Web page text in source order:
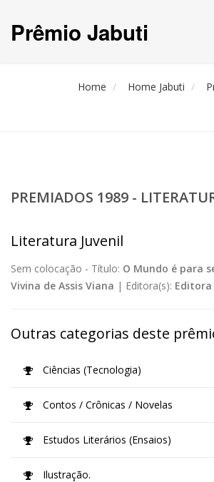
Prêmio Jabuti
Home Home Jabuti
PREMIADOS 1989 -
Literatura Juvenil
Sem colocação - Título: O Mundo é para
Vivina de Assis Viana | Editora(s): Editora
Outras categorias deste
Ciências (Tecnologia)
Contos / Crônicas / Novelas
Estudos Literários (Ensaios)
Ilustração.